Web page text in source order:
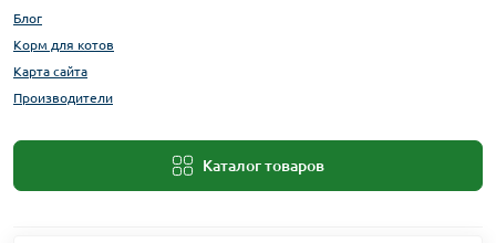
Блог
Корм для котов
Карта сайта
Производители
Каталог товаров